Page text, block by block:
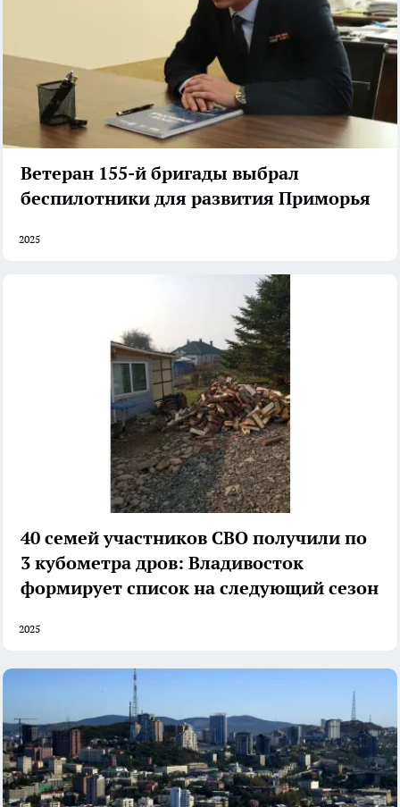
Ветеран 155-й бригады выбрал
беспилотники для развития Приморья
2025
40 семей участников СВО получили по
3 кубометра дров: Владивосток
формирует список на следующий сезон
2025